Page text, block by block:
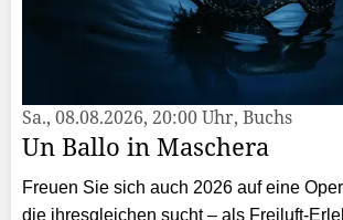
Sa., 08.08.2026, 20:00 Uhr, Buchs
Un Ballo in Maschera
Freuen Sie sich auch 2026 auf eine
die ihresgleichen sucht – als Freiluft-